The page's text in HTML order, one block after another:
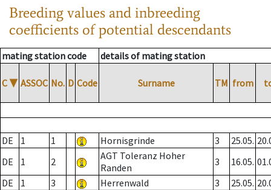
Breeding values and inbreeding
coefficients of potential descendants
mating station code details of mating station
C ▼ ASSOC No. D Code Surname TM from
DE 1 1 Hornisgrinde 3 25.05.
DE
1 2
AGT Toleranz Hoher
Randen
3 16.05.
DE
1 3 Herrenwald 3 25.05.